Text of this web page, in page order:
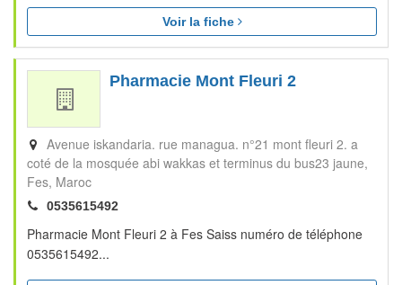
Voir la fiche
Pharmacie Mont Fleuri 2
Avenue iskandaria. rue managua. n°21 mont fleuri 2. a
coté de la mosquée abi wakkas et terminus du bus23 jaune
Fes Maroc
0535615492
Pharmacie Mont Fleuri 2 à Fes Saiss numéro de téléphone
0535615492...